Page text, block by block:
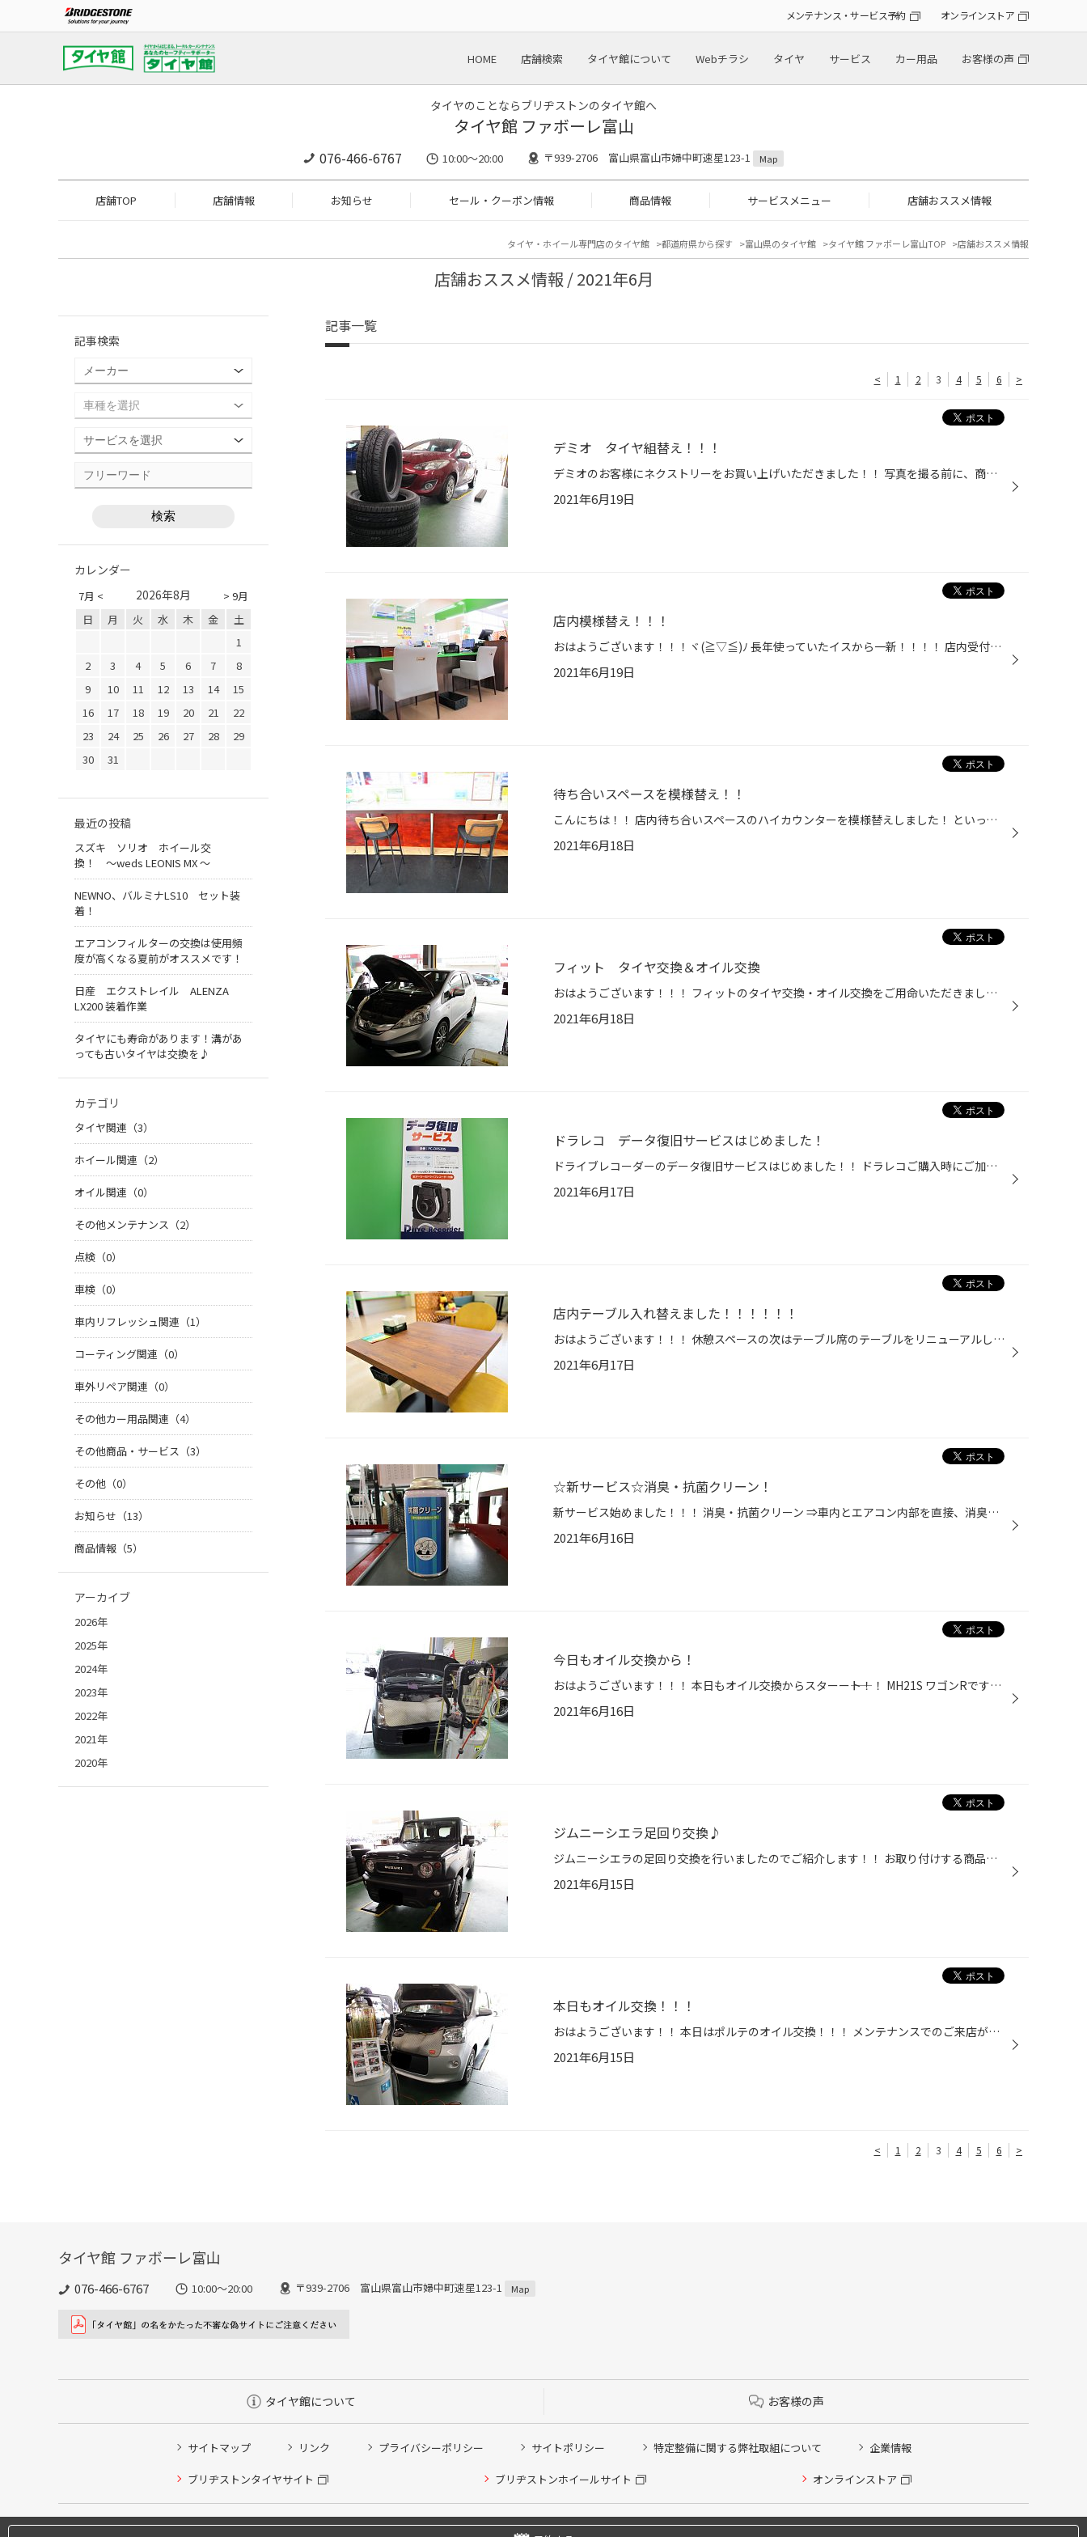
メンテナンス・サービス予約 オンラインストア
HOME 店舗検索 タイヤ館について Webチラシ タイヤ サービス カー用品 お客様の声
タイヤのことならブリヂストンのタイヤ館へ
タイヤ館 ファボーレ富山
076-466-6767 10:00～20:00 〒939-2706 富山県富山市婦中町速星123-1 Map
店舗TOP 店舗情報 お知らせ セール・クーポン情報 商品情報 サービスメニュー 店舗おススメ情報
タイヤ・ホイール専門店のタイヤ館 都道府県から探す 富山県のタイヤ館 タイヤ館 ファボーレ富山TOP 店舗おススメ情報
店舗おススメ情報 / 2021年6月
記事一覧
< 1 2 3 4 5 6 >
デミオ タイヤ組替え！！！
デミオのお客様にネクストリーをお買い上げいただきました！！ 写真を撮る前に、商品ラベルを剥がしてしまいました・・・。(;^ω^) 30分ほどで作業完了ですヾ(≧▽≦)ﾉ ありがとうございました！！！！ ☆お知らせ☆ 【Instagramのフォローお待ちしております♪】 当店のInstagramも是非ご覧ください！( *´...
2021年6月19日
店内模様替え！！！
おはようございます！！！ヾ(≧▽≦)ﾉ 長年使っていたイスから一新！！！！ 店内受付・商談カウンターのイスを新しくしました！！！☆ミ☆ミ 色々と店内家具を入れ替えたので だいぶ雰囲気が変わりました！！！！ヽ(^o^)丿 キレイな店内でお客様のご来店お待ちしております☆♪ ☆お知らせ☆ 【Instagramのフ...
2021年6月19日
待ち合いスペースを模様替え！！
こんにちは！！ 店内待ち合いスペースのハイカウンターを模様替えしました！ といってもイスの入れ替えだけですが＼(◎o◎)／(笑) 綺麗になった待ち合いスペースを是非ご利用ください(≧▽≦) お待ちしておりますヾ(≧▽≦)ﾉ ☆お知らせ☆ 【Instagramのフォローお待ちしております♪】 当店のInstagramも是非...
2021年6月18日
フィット タイヤ交換＆オイル交換
おはようございます！！！ フィットのタイヤ交換・オイル交換をご用命いただきました！ オイルはエレメントも交換です！！ タイヤ交換、まだお済でない方は空いているいまならすぐできますよ！！ヽ(^o^)丿 ご予約もできますので お気軽にご来店ください(*''ω''*) ☆お知らせ☆ 【Instagramのフォロー...
2021年6月18日
ドラレコ データ復旧サービスはじめました！
ドライブレコーダーのデータ復旧サービスはじめました！！ ドラレコご購入時にご加入いただけるサービスですヾ(≧▽≦)ﾉ 万が一、撮影データが消去されてしまった際に無料※で復旧作業を受けられます！！ ※適用期間は3年間で上限3回までご利用いただけます。 ・大切なデータを守る為にもおすすめのサー...
2021年6月17日
店内テーブル入れ替えました！！！！！！
おはようございます！！！ 休憩スペースの次はテーブル席のテーブルをリニューアルしましたよ！！！ 落ち着きのあるダークウッドのテーブルですヾ(≧▽≦)ﾉ 作業待ちの間に是非ご利用ください！！！ おまちしております(=ﾟωﾟ)ﾉ ☆お知らせ☆ 【Instagramのフォローお待ちしております♪】 当店のInstagram...
2021年6月17日
☆新サービス☆消臭・抗菌クリーン！
新サービス始めました！！！ 消臭・抗菌クリーン ⇒車内とエアコン内部を直接、消臭・抗菌を行うサービスです！！ この缶1本で1台分です！！！！！！ 作業内容をご紹介します＼(◎o◎)／！ ！注意！ ※エアコンシステムが故障している車両には施工できません。 ※エアコンフィルター未装着車両には施工で...
2021年6月16日
今日もオイル交換から！
おはようございます！！！ 本日もオイル交換からスターー――ト！！ MH21S ワゴンRです♪ 上抜きオイルチェンジャーでささっと交換致しますよヽ(^o^)丿 軽トラからミニバン・スポーツカーなどなど 当店でオイル交換出来ますので是非来てくださいね～！！ 本日もお待ちしております(=ﾟωﾟ)ﾉ ☆お知らせ☆ ...
2021年6月16日
ジムニーシエラ足回り交換♪
ジムニーシエラの足回り交換を行いましたのでご紹介します！！ お取り付けする商品はこちら！ ビルシュタインショック アイバッハサス リムコーポレーション ステアリングスタビライザー 車高は変えずに乗り心地アップさせる組み合わせです( *´艸｀) 現在はノーマルなので、大きく変わる事でしょう...
2021年6月15日
本日もオイル交換！！！
おはようございます！！ 本日はポルテのオイル交換！！！ メンテナンスでのご来店が多い日が続いております(*_ _) オイルだけの交換ですと上抜きチェンジャーにて作業致しますので 作業時間も早いですよ！！！(｀・ω・´) 当店でオイル交換をしたことない方も是非ご来店お待ちしております！！！ ☆お...
2021年6月15日
< 1 2 3 4 5 6 >
記事検索
カレンダー
7月 < > 9月
2026年8月
日 月 火 水 木 金
土
1
2
3 4 5 6 7
8
9
10 11 12 13 14
15
16
17 18 19 20 21
22
23
24 25 26 27 28
29
30
31
最近の投稿
スズキ ソリオ ホイール交
換！ 〜weds LEONIS MX 〜
NEWNO、バルミナLS10 セット装
着！
エアコンフィルターの交換は使用頻
度が高くなる夏前がオススメです！
日産 エクストレイル ALENZA
LX200 装着作業
タイヤにも寿命があります！溝があ
っても古いタイヤは交換を♪
カテゴリ
タイヤ関連（3）
ホイール関連（2）
オイル関連（0）
その他メンテナンス（2）
点検（0）
車検（0）
車内リフレッシュ関連（1）
コーティング関連（0）
車外リペア関連（0）
その他カー用品関連（4）
その他商品・サービス（3）
その他（0）
お知らせ（13）
商品情報（5）
アーカイブ
2026年
2025年
2024年
2023年
2022年
2021年
2020年
タイヤ館 ファボーレ富山
076-466-6767 10:00～20:00 〒939-2706 富山県富山市婦中町速星123-1 Map
タイヤ館について お客様の声
サイトマップ リンク プライバシーポリシー サイトポリシー 特定整備に関する弊社取組について 企業情報
ブリヂストンタイヤサイト ブリヂストンホイールサイト オンラインストア
Copyright © 2024 Bridgestone Retail Co.,Ltd. All rights Reserved.
タイヤ点検・安全点検/タイヤ履き替え/オイル交換/その他ピット作業の予約
タイヤ/サービスに関するご相談の予約